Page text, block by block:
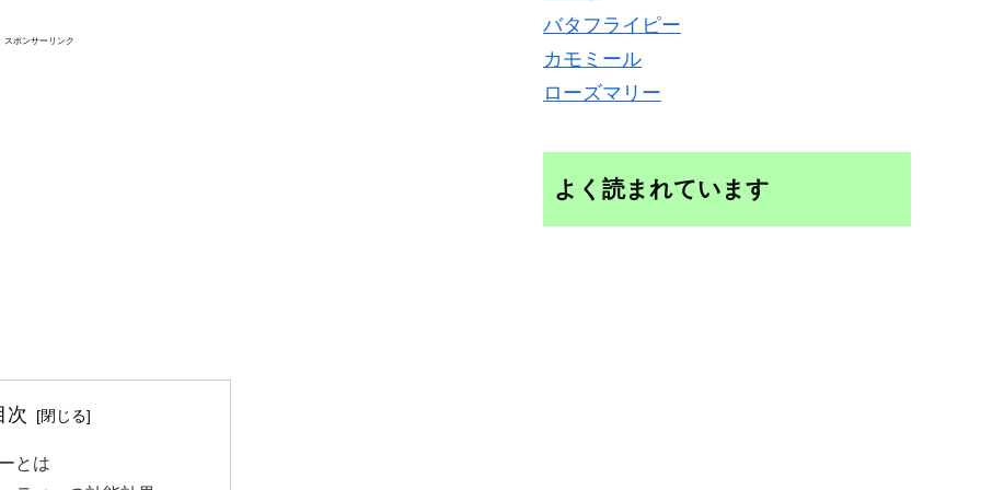
スポンサーリンク
次
とは
バタフライピー
カモミール
ローズマリー
よく読まれています